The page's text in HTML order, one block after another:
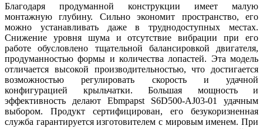
Благодаря продуманной конструкции имеет малую
монтажную глубину. Сильно экономит пространство, его
можно устанавливать даже в труднодоступных местах.
Снижение уровня шума и отсутствие вибрации при его
работе обусловлено тщательной балансировкой двигателя,
продуманностью формы и количества лопастей. Эта модель
отличается высокой производительностью, что достигается
возможностью регулировать скорость и удачной
конфигурацией крыльчатки. Большая мощность и
эффективность делают Ebmpapst S6D500-AJ03-01 удачным
выбором. Продукт сертифицирован, его безукоризненная
служба гарантируется изготовителем с мировым именем. При